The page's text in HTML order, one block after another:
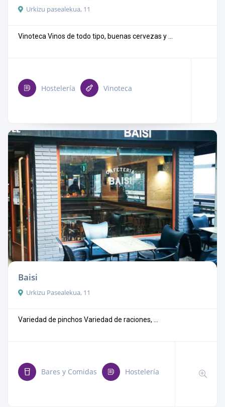
Urkizu pasealekua, 11
Vinoteca Vinos de todo tipo, buenas cervezas y ...
Hostelería Vinoteca
Baisi
Urkizu Pasealekua, 11
Variedad de pinchos Variedad de raciones, ...
Bares y Comidas Hostelería